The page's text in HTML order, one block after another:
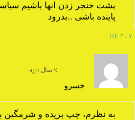
پشت خنجر زدن انها باشیم
پاینده باشی ..بدرود
REPLY
خسرو
9 سال ago
به نظرم، چپ بریده و شرمگین